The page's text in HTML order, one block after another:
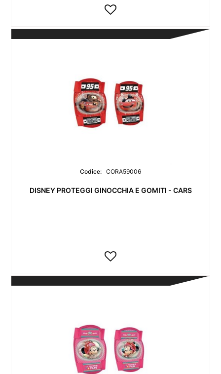
Codice: CORA59006
DISNEY PROTEGGI GINOCCHIA E GOMITI - CARS